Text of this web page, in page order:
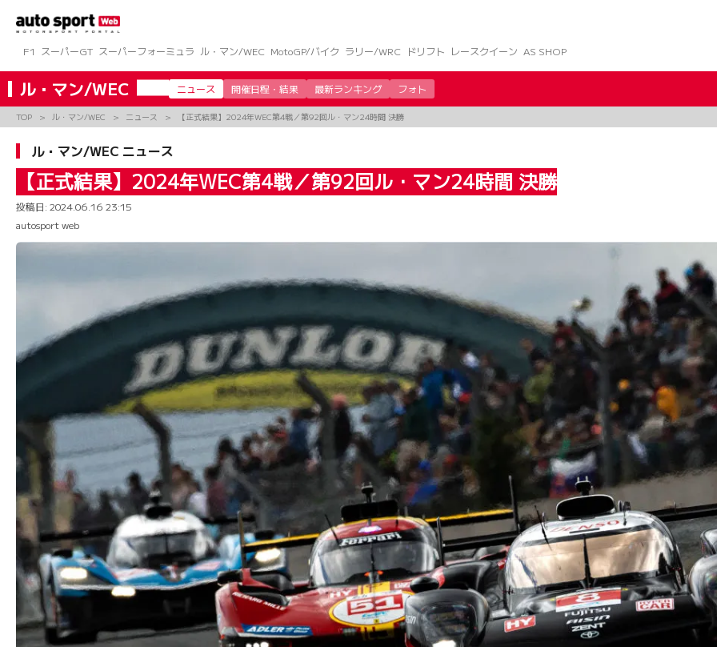
ツ
へ
ス
キ
ッ
F1
スーパーGT スーパーフォーミュラ ル・マン/WEC MotoGP/バイク ラリー/WRC ドリフト レースクイーン AS SHOP
ル・マン/WEC ニュース 開催日程・結果 最新ランキング フォト
TOP ル・マン/WEC ニュース 【正式結果】2024年WEC第4戦／第92回ル・マン24時間 決勝
ル・マン/WEC ニュース
【正式結果】2024年WEC第4戦／第92回ル・マン24時間 決勝
投稿日: 2024.06.16 23:15
autosport web